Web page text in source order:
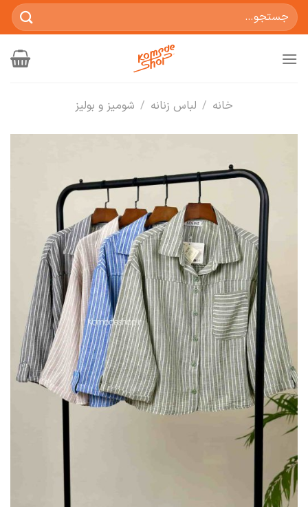
جستجو
برای:
خانه / لباس زنانه / شومیز و بولیز